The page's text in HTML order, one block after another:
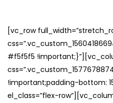
[vc_row
#f5f5f5
!important;padding-bottom:
el_class=”flex-